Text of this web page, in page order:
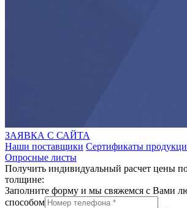
ЗАЯВКА С САЙТА
Наши поставщики Сертификаты
Опросные листы
Получить индивидуальный расчет цены
толщине:
Заполните форму и мы свяжемся с Вами
способом